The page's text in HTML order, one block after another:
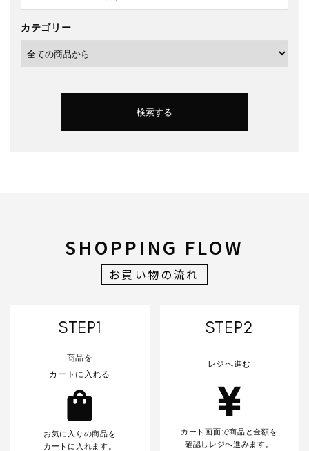
カテゴリー
検索する
SHOPPING FLOW
お買い物の流れ
STEP1
商品を
カートに入れる
お気に入りの商品を
カートに入れます。
STEP2
レジへ進む
カート画面で商品と金額を
確認しレジへ進みます。